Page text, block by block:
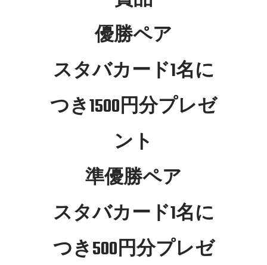
優勝ペア
スタバカード1名に
つき1500円分プレゼ
ント
準優勝ペア
スタバカード1名に
つき500円分プレゼ